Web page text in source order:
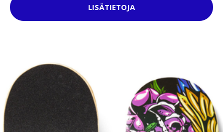
LISÄTIETOJA